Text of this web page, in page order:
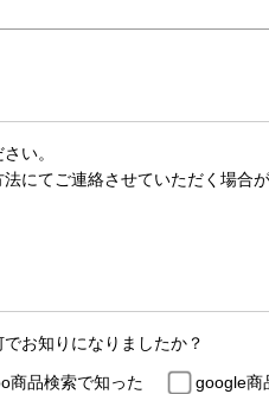
い。
にてご連絡させていただく場合
お知りになりましたか？
商品検索で知った google商